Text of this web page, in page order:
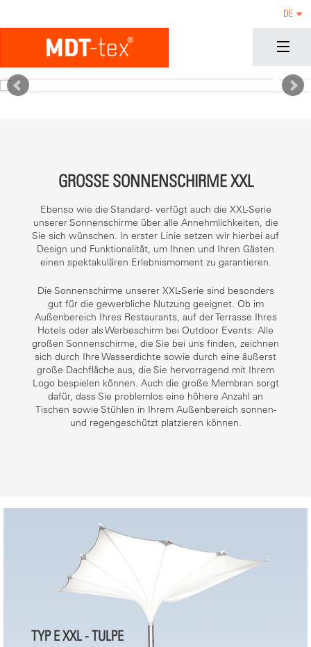
DE
GROSSE SONNENSCHIRME XXL
Ebenso wie die Standard- verfügt auch die XXL-Serie
unserer Sonnenschirme über alle Annehmlichkeiten, die
Sie sich wünschen. In erster Linie setzen wir hierbei auf
Design und Funktionalität, um Ihnen und Ihren Gästen
einen spektakulären Erlebnismoment zu garantieren.
Die Sonnenschirme unserer XXL-Serie sind besonders
gut für die gewerbliche Nutzung geeignet. Ob im
Außenbereich Ihres Restaurants, auf der Terrasse Ihres
Hotels oder als Werbeschirm bei Outdoor Events: Alle
großen Sonnenschirme, die Sie bei uns finden, zeichnen
sich durch Ihre Wasserdichte sowie durch eine äußerst
große Dachfläche aus, die Sie hervorragend mit Ihrem
Logo bespielen können. Auch die große Membran sorgt
dafür, dass Sie problemlos eine höhere Anzahl an
Tischen sowie Stühlen in Ihrem Außenbereich sonnen-
und regengeschützt platzieren können.
TYP E XXL - TULPE